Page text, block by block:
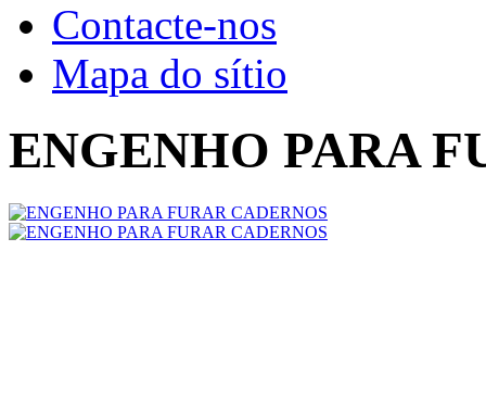
Contacte-nos
Mapa do sítio
ENGENHO PARA